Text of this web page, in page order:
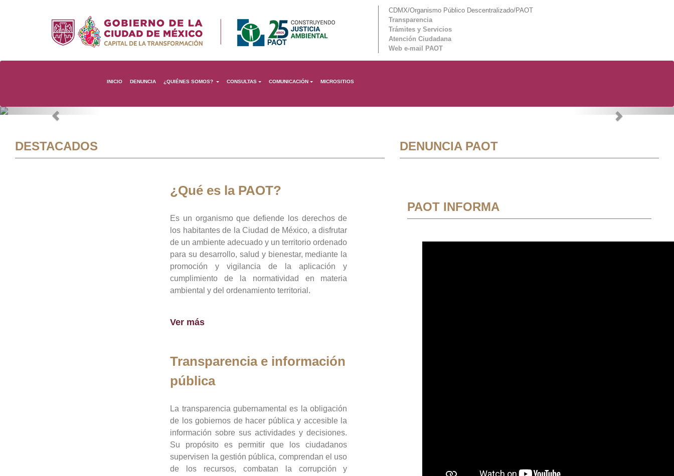
CDMX/Organismo Público Descentralizado/PAOT
Transparencia
Trámites y Servicios
Atención Ciudadana
Web e-mail PAOT
INICIO DENUNCIA ¿QUIÉNES SOMOS? CONSULTAS COMUNICACIÓN MICROSITIOS
Previous Next
DESTACADOS
¿Qué es la PAOT?
Es un organismo que defiende los derechos de
los habitantes de la Ciudad de México, a disfrutar
de un ambiente adecuado y un territorio ordenado
para su desarrollo, salud y bienestar, mediante la
promoción y vigilancia de la aplicación y
cumplimiento de la normatividad en materia
ambiental y del ordenamiento territorial.
Ver más
Transparencia e información
pública
La transparencia gubernamental es la obligación
de los gobiernos de hacer pública y accesible la
información sobre sus actividades y decisiones.
Su propósito es permitir que los ciudadanos
supervisen la gestión pública, comprendan el uso
de los recursos, combatan la corrupción y
DENUNCIA PAOT
PAOT INFORMA